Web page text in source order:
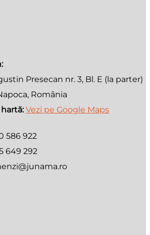
Presecan nr. 3, Bl. E (la parter)
România
Vezi pe Google Maps
586 922
649 292